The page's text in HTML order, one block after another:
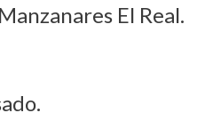
El Real.